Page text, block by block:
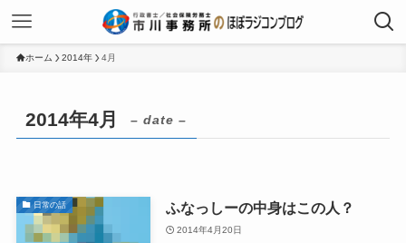
ホーム 2014年 4月
2014年4月 – date –
日常の話 ふなっしーの中身はこの人？
2014年4月20日